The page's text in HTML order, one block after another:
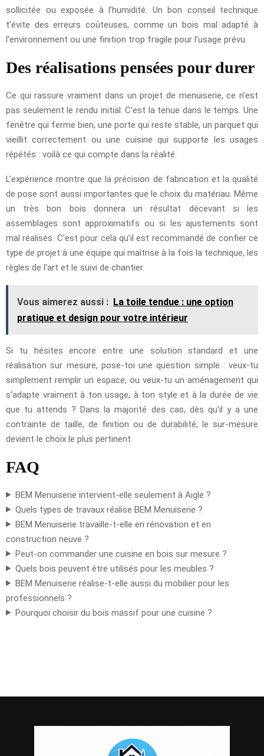
sollicitée ou exposée à l’humidité. Un bon conseil technique
t’évite des erreurs coûteuses, comme un bois mal adapté à
l’environnement ou une finition trop fragile pour l’usage prévu.
Des réalisations pensées pour durer
Ce qui rassure vraiment dans un projet de menuiserie, ce n’est
pas seulement le rendu initial. C’est la tenue dans le temps. Une
fenêtre qui ferme bien, une porte qui reste stable, un parquet qui
vieillit correctement ou une cuisine qui supporte les usages
répétés : voilà ce qui compte dans la réalité.
L’expérience montre que la précision de fabrication et la qualité
de pose sont aussi importantes que le choix du matériau. Même
un très bon bois donnera un résultat décevant si les
assemblages sont approximatifs ou si les ajustements sont
mal réalisés. C’est pour cela qu’il est recommandé de confier ce
type de projet à une équipe qui maîtrise à la fois la technique, les
règles de l’art et le suivi de chantier.
Vous aimerez aussi : La toile tendue : une option
pratique et design pour votre intérieur
Si tu hésites encore entre une solution standard et une
réalisation sur mesure, pose-toi une question simple : veux-tu
simplement remplir un espace, ou veux-tu un aménagement qui
s’adapte vraiment à ton usage, à ton style et à la durée de vie
que tu attends ? Dans la majorité des cas, dès qu’il y a une
contrainte de taille, de finition ou de durabilité, le sur-mesure
devient le choix le plus pertinent.
FAQ
BEM Menuiserie intervient-elle seulement à Aigle ?
Quels types de travaux réalise BEM Menuiserie ?
BEM Menuiserie travaille-t-elle en rénovation et en
construction neuve ?
Peut-on commander une cuisine en bois sur mesure ?
Quels bois peuvent être utilisés pour les meubles ?
BEM Menuiserie réalise-t-elle aussi du mobilier pour les
professionnels ?
Pourquoi choisir du bois massif pour une cuisine ?